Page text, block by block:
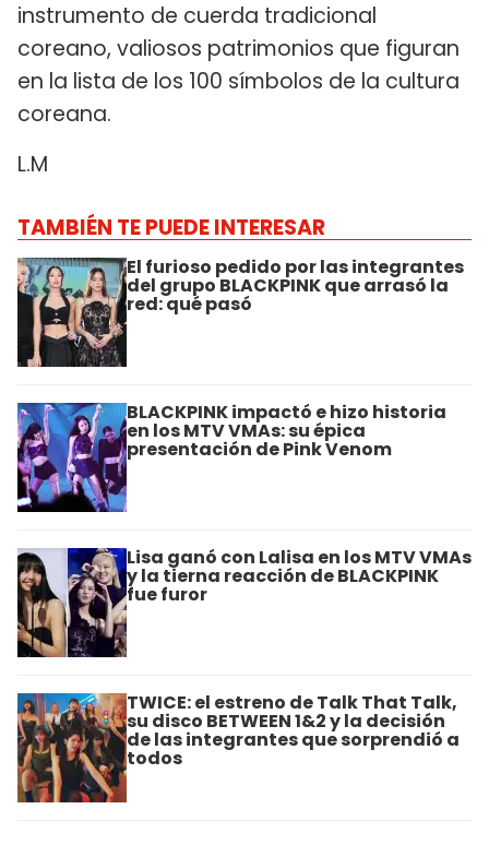
instrumento de cuerda tradicional
coreano, valiosos patrimonios que figuran
en la lista de los 100 símbolos de la cultura
coreana.
L.M
TAMBIÉN TE PUEDE INTERESAR
El furioso pedido por las integrantes
del grupo BLACKPINK que arrasó la
red: qué pasó
BLACKPINK impactó e hizo historia
en los MTV VMAs: su épica
presentación de Pink Venom
Lisa ganó con Lalisa en los MTV VMAs
y la tierna reacción de BLACKPINK
fue furor
TWICE: el estreno de Talk That Talk,
su disco BETWEEN 1&2 y la decisión
de las integrantes que sorprendió a
todos